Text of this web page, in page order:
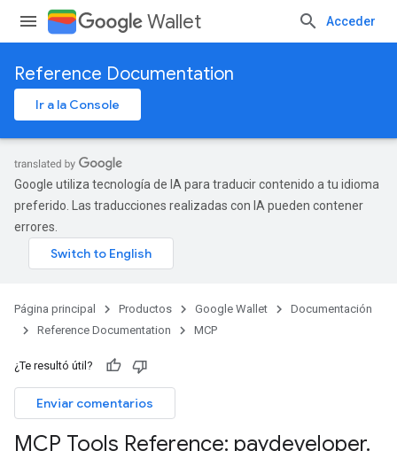
Wallet Acceder
Reference Documentation
Ir a la Console
Google utiliza tecnología de IA para traducir contenido a tu idioma
preferido. Las traducciones realizadas con IA pueden contener
errores.
Página principal Productos Google Wallet
Documentación
Reference Documentation
MCP
¿Te resultó útil?
Enviar comentarios
MCP Tools Reference: paydeveloper.